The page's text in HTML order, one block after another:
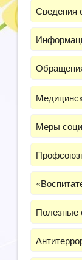
Сведения
Меры
Полезные